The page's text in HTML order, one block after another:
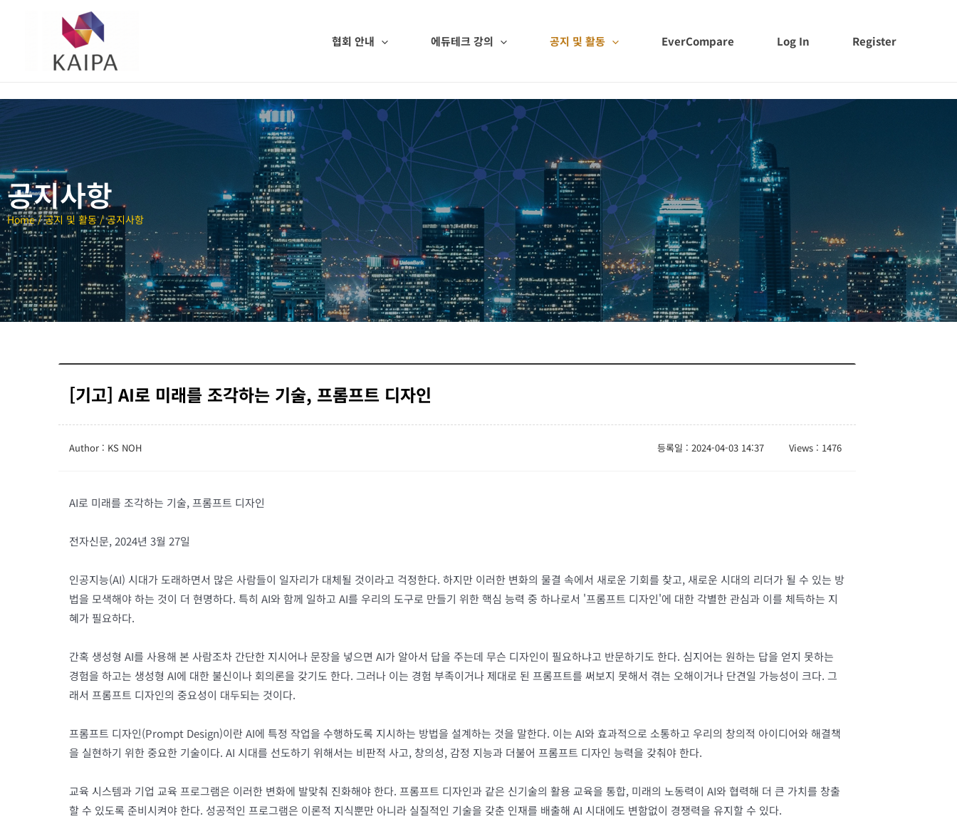
협회 안내 에듀테크 강의 공지 및 활동 EverCompare Log In Register
공지사항
Home / 공지 및 활동 / 공지사항
[기고] AI로 미래를 조각하는 기술, 프롬프트 디자인
Views : 1476
등록일 : 2024-04-03 14:37
Author : KS NOH
AI로 미래를 조각하는 기술, 프롬프트 디자인
전자신문, 2024년 3월 27일
인공지능(AI) 시대가 도래하면서 많은 사람들이 일자리가 대체될 것이라고 걱정한다. 하지만 이러한 변화의 물결 속에서 새로운 기회를 찾고, 새로운 시대의 리더가 될 수 있는 방
법을 모색해야 하는 것이 더 현명하다. 특히 AI와 함께 일하고 AI를 우리의 도구로 만들기 위한 핵심 능력 중 하나로서 '프롬프트 디자인'에 대한 각별한 관심과 이를 체득하는 지
혜가 필요하다.
간혹 생성형 AI를 사용해 본 사람조차 간단한 지시어나 문장을 넣으면 AI가 알아서 답을 주는데 무슨 디자인이 필요하냐고 반문하기도 한다. 심지어는 원하는 답을 얻지 못하는
경험을 하고는 생성형 AI에 대한 불신이나 회의론을 갖기도 한다. 그러나 이는 경험 부족이거나 제대로 된 프롬프트를 써보지 못해서 겪는 오해이거나 단견일 가능성이 크다. 그
래서 프롬프트 디자인의 중요성이 대두되는 것이다.
프롬프트 디자인(Prompt Design)이란 AI에 특정 작업을 수행하도록 지시하는 방법을 설계하는 것을 말한다. 이는 AI와 효과적으로 소통하고 우리의 창의적 아이디어와 해결책
을 실현하기 위한 중요한 기술이다. AI 시대를 선도하기 위해서는 비판적 사고, 창의성, 감정 지능과 더불어 프롬프트 디자인 능력을 갖춰야 한다.
교육 시스템과 기업 교육 프로그램은 이러한 변화에 발맞춰 진화해야 한다. 프롬프트 디자인과 같은 신기술의 활용 교육을 통합, 미래의 노동력이 AI와 협력해 더 큰 가치를 창출
할 수 있도록 준비시켜야 한다. 성공적인 프로그램은 이론적 지식뿐만 아니라 실질적인 기술을 갖춘 인재를 배출해 AI 시대에도 변함없이 경쟁력을 유지할 수 있다.